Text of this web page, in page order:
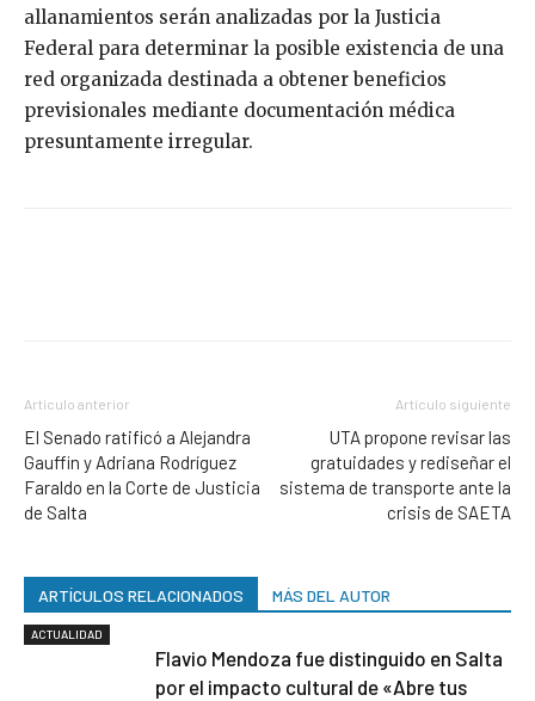
allanamientos serán analizadas por la Justicia
Federal para determinar la posible existencia de una
red organizada destinada a obtener beneficios
previsionales mediante documentación médica
presuntamente irregular.
Artículo anterior
El Senado ratificó a Alejandra
Gauffin y Adriana Rodríguez
Faraldo en la Corte de Justicia
de Salta
Artículo siguiente
UTA propone revisar las
gratuidades y rediseñar el
sistema de transporte ante la
crisis de SAETA
ARTÍCULOS RELACIONADOS MÁS DEL AUTOR
ACTUALIDAD
Flavio Mendoza fue distinguido en Salta
por el impacto cultural de «Abre tus